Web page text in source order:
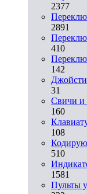
2377
2891
410
142
31
Свичи и
160
108
510
1581
Пульты